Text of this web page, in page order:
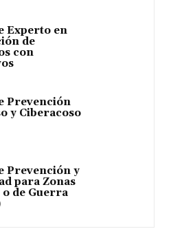
Experto en
de
con
Prevención
y Ciberacoso
Prevención y
para Zonas
de Guerra